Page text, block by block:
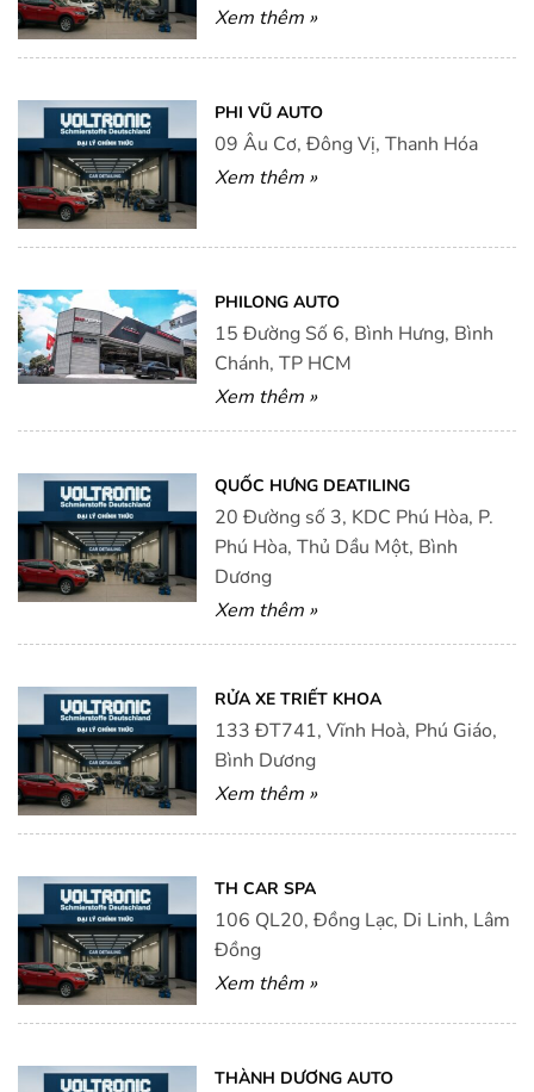
Xem thêm »
PHI VŨ AUTO
09 Âu Cơ, Đông Vị, Thanh Hóa
Xem thêm »
PHILONG AUTO
15 Đường Số 6, Bình Hưng, Bình
Chánh, TP HCM
Xem thêm »
QUỐC HƯNG DEATILING
20 Đường số 3, KDC Phú Hòa, P.
Phú Hòa, Thủ Dầu Một, Bình
Dương
Xem thêm »
RỬA XE TRIẾT KHOA
133 ĐT741, Vĩnh Hoà, Phú Giáo,
Bình Dương
Xem thêm »
TH CAR SPA
106 QL20, Đồng Lạc, Di Linh, Lâm
Đồng
Xem thêm »
THÀNH DƯƠNG AUTO